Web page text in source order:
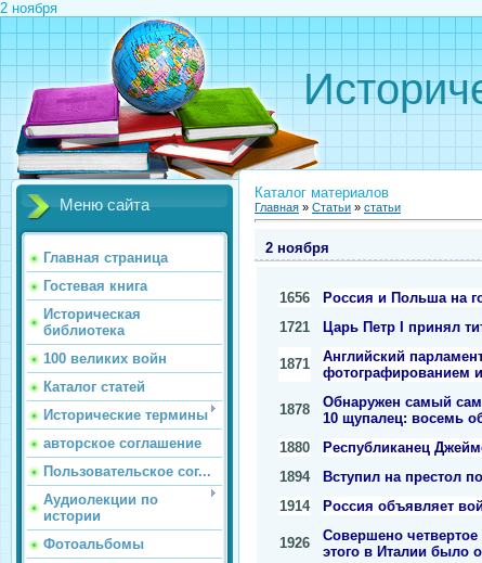
2 ноября
Меню сайта
Главная страница
Гостевая книга
Историческая
библиотека
100 великих войн
Каталог статей
Исторические термины
авторское соглашение
Пользовательское сог...
Аудиолекции по
истории
Фотоальбомы
Каталог материалов
Главная » Статьи » статьи
2 ноября
1656
Россия и Польша на
1721
Царь Петр I принял
1871
Английский
фотографированием
1878
Обнаружен самый
10 щупалец: восемь
1880
Республиканец
1894
Вступил на престол
1914
Россия объявляет
1926
Совершено
этого в Италии было